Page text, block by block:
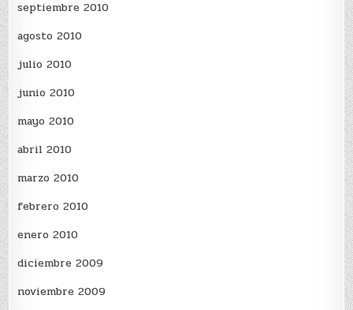
septiembre 2010
agosto 2010
julio 2010
junio 2010
mayo 2010
abril 2010
marzo 2010
febrero 2010
enero 2010
diciembre 2009
noviembre 2009